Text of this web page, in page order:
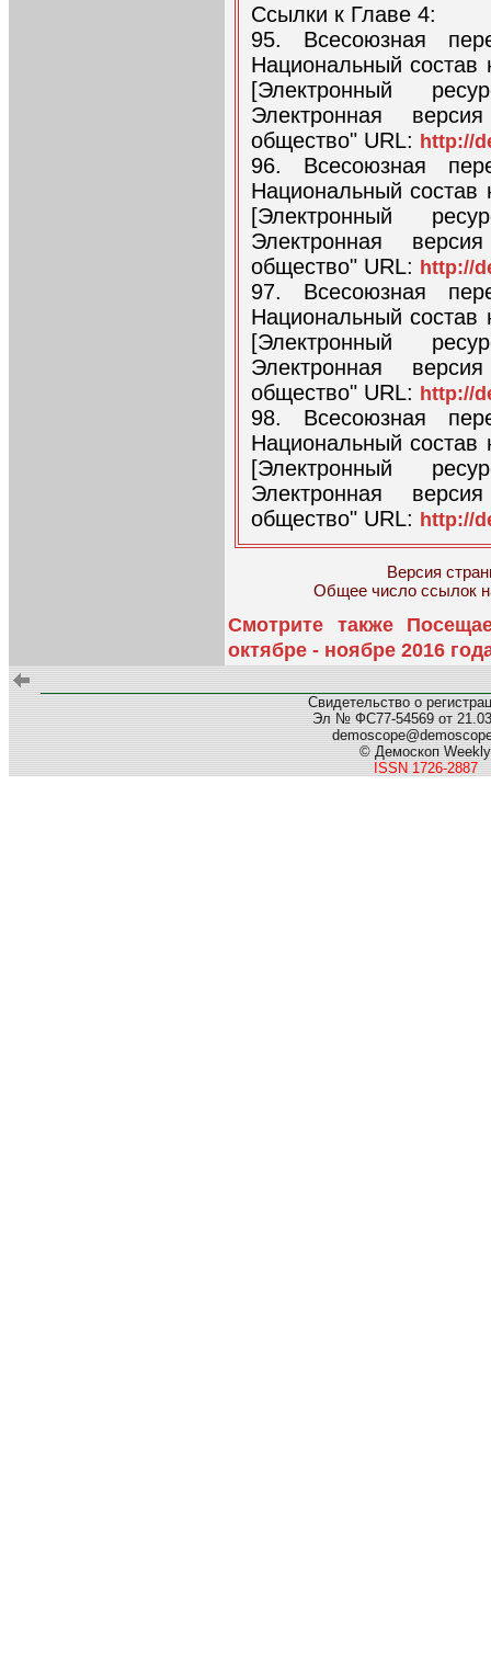
Ссылки к Главе 4:
95. Всесоюзная
Национальный состав
[Электронный
Электронная
общество" URL: http://
96. Всесоюзная
Национальный состав
[Электронный
Электронная
общество" URL: http://
97. Всесоюзная
Национальный состав
[Электронный
Электронная
общество" URL: http://
98. Всесоюзная
Национальный
[Электронный
Электронная
общество" URL: http://
Версия
Общее число ссылок
Смотрите также
октябре - ноябре 2016
Свидетельство о
Эл № ФС77-54569 от
© Демоскоп Weekly
ISSN 1726-2887